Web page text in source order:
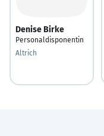
Denise Birke
Personaldisponentin
Altrich